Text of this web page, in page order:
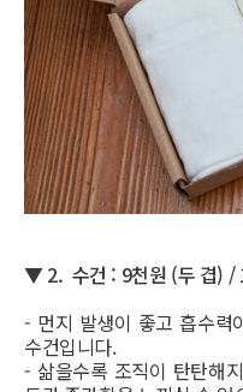
▼2. 수건 : 9천원 (두 겹) /
- 먼지 발생이 좋고 흡수력
수건입니다.
- 삶을수록 조직이 탄탄해